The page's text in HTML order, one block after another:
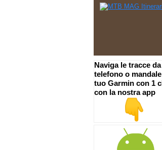
Naviga le tracce da
telefono o
tuo Garmin con 1
con la nostra app